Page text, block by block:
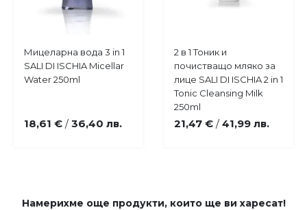
Добави
в
Купи
Мицеларна вода 3 in 1
SALI DI ISCHIA Micellar
Water 250ml
18,61 € / 36,40 лв.
в
любими
Купи
2 в 1 Тоник и
почистващо мляко за
лице SALI DI ISCHIA 2 in 1
Tonic Cleansing Milk
250ml
21,47 € / 41,99 лв.
Намерихме още продукти, които ще ви харесат!